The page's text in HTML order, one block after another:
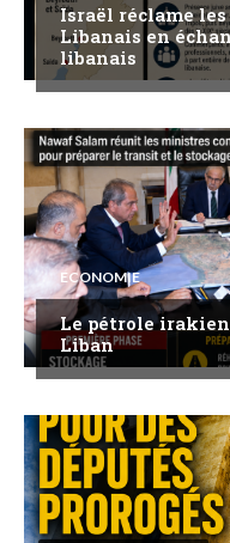
Israël réclame
Libanais en
libanais
ECONOMIE
Le pétrole
Liban